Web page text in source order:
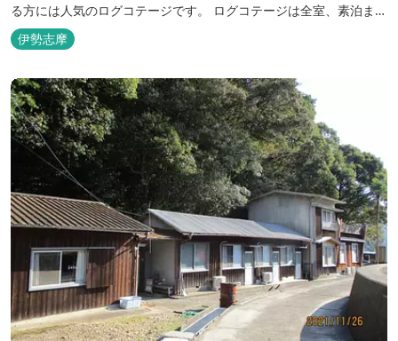
る方には人気のログコテージです。 ログコテージは全室、素泊まり
となっており、おひとり様限定のお部屋、お二人様限定のお部屋、
3名様から5名様限定のお部屋とあります。 お風呂やトイレは別棟
人気のトンテ...
伊勢志摩